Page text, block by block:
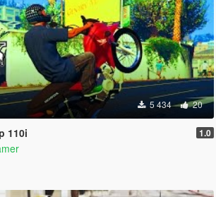
5 434 20
110i 1.0